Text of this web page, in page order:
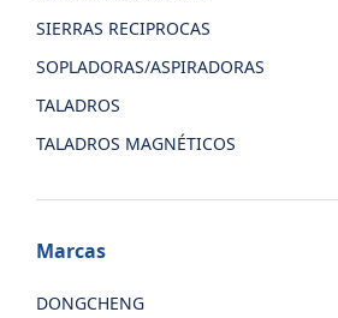
SIERRAS RECIPROCAS
SOPLADORAS/ASPIRADORAS
TALADROS
TALADROS MAGNÉTICOS
Marcas
DONGCHENG